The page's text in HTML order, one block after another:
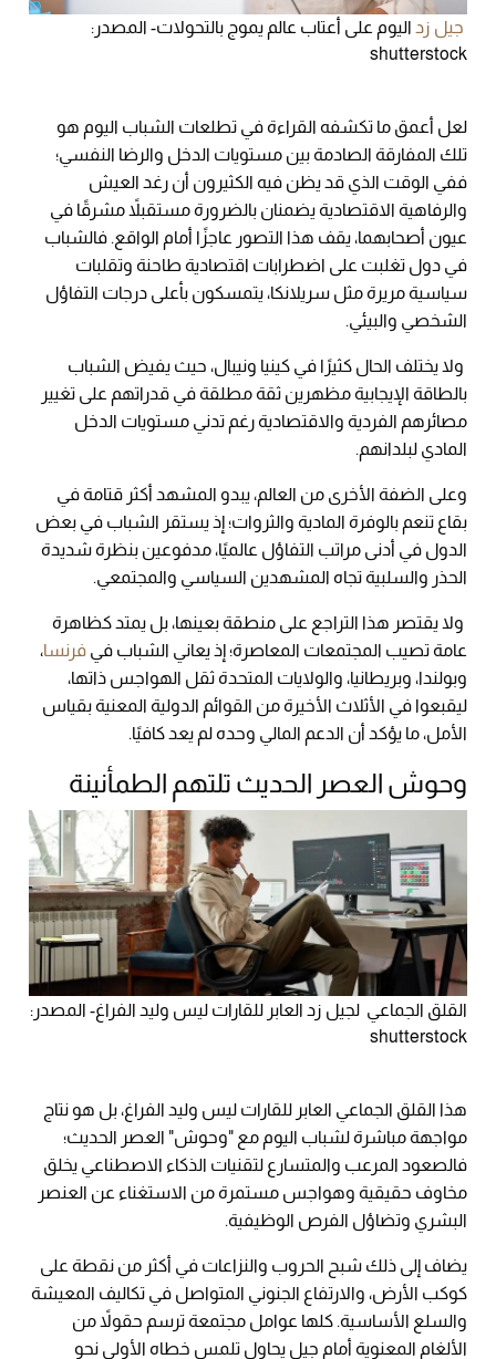
جيل زد اليوم على أعتاب عالم يموج بالتحولات- المصدر:
shutterstock
لعل أعمق ما تكشفه القراءة في تطلعات الشباب اليوم هو
تلك المفارقة الصادمة بين مستويات الدخل والرضا النفسي؛
ففي الوقت الذي قد يظن فيه الكثيرون أن رغد العيش
والرفاهية الاقتصادية يضمنان بالضرورة مستقبلاً مشرقًا في
عيون أصحابهما، يقف هذا التصور عاجزًا أمام الواقع. فالشباب
في دول تغلبت على اضطرابات اقتصادية طاحنة وتقلبات
سياسية مريرة مثل سريلانكا، يتمسكون بأعلى درجات التفاؤل
الشخصي والبيئي.
ولا يختلف الحال كثيرًا في كينيا ونيبال، حيث يفيض الشباب
بالطاقة الإيجابية مظهرين ثقة مطلقة في قدراتهم على تغيير
مصائرهم الفردية والاقتصادية رغم تدني مستويات الدخل
المادي لبلدانهم.
وعلى الضفة الأخرى من العالم، يبدو المشهد أكثر قتامة في
بقاع تنعم بالوفرة المادية والثروات؛ إذ يستقر الشباب في بعض
الدول في أدنى مراتب التفاؤل عالميًا، مدفوعين بنظرة شديدة
الحذر والسلبية تجاه المشهدين السياسي والمجتمعي.
ولا يقتصر هذا التراجع على منطقة بعينها، بل يمتد كظاهرة
عامة تصيب المجتمعات المعاصرة؛ إذ يعاني الشباب في فرنسا،
وبولندا، وبريطانيا، والولايات المتحدة ثقل الهواجس ذاتها،
ليقبعوا في الأثلاث الأخيرة من القوائم الدولية المعنية بقياس
الأمل، ما يؤكد أن الدعم المالي وحده لم يعد كافيًا.
وحوش العصر الحديث تلتهم الطمأنينة
القلق الجماعي لجيل زد العابر للقارات ليس وليد الفراغ- المصدر:
shutterstock
هذا القلق الجماعي العابر للقارات ليس وليد الفراغ، بل هو نتاج
مواجهة مباشرة لشباب اليوم مع "وحوش" العصر الحديث؛
فالصعود المرعب والمتسارع لتقنيات الذكاء الاصطناعي يخلق
مخاوف حقيقية وهواجس مستمرة من الاستغناء عن العنصر
البشري وتضاؤل الفرص الوظيفية.
يضاف إلى ذلك شبح الحروب والنزاعات في أكثر من نقطة على
كوكب الأرض، والارتفاع الجنوني المتواصل في تكاليف المعيشة
والسلع الأساسية. كلها عوامل مجتمعة ترسم حقولاً من
الألغام المعنوية أمام جيل يحاول تلمس خطاه الأولى نحو